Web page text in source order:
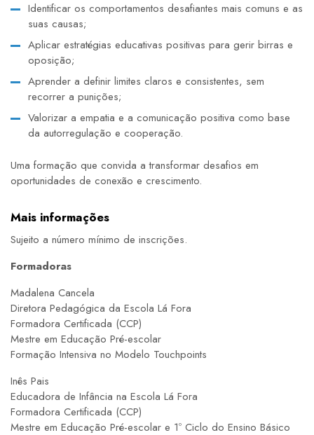
Identificar os comportamentos desafiantes mais comuns e as
suas causas;
Aplicar estratégias educativas positivas para gerir birras e
oposição;
Aprender a definir limites claros e consistentes, sem
recorrer a punições;
Valorizar a empatia e a comunicação positiva como base
da autorregulação e cooperação.
Uma formação que convida a transformar desafios em
oportunidades de conexão e crescimento.
Mais informações
Sujeito a número mínimo de inscrições.
Formadoras
Madalena Cancela
Diretora Pedagógica da Escola Lá Fora
Formadora Certificada (CCP)
Mestre em Educação Pré-escolar
Formação Intensiva no Modelo Touchpoints
Inês Pais
Educadora de Infância na Escola Lá Fora
Formadora Certificada (CCP)
Mestre em Educação Pré-escolar e 1º Ciclo do Ensino Básico